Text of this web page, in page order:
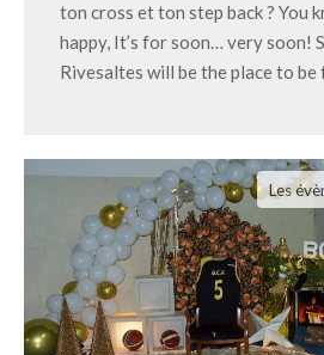
ton cross et ton step back ? You
happy, It’s for soon… very soon!
Rivesaltes will be the place to
Les